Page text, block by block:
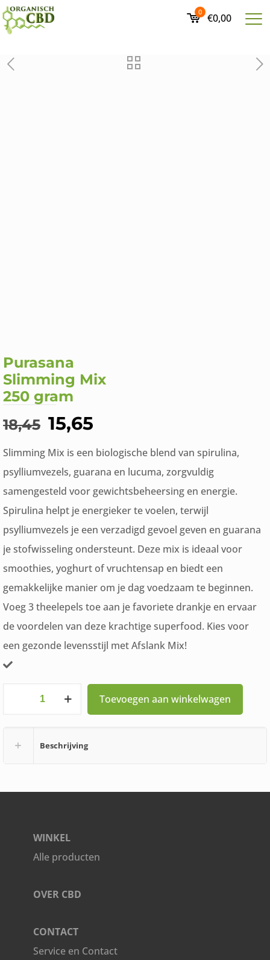
0 €0,00
Purasana
Slimming Mix
250 gram
18,45 Oorspronkelijke
was:
€18,45.
15,65
is:
€15,65.
Slimming Mix is een biologische blend van spirulina,
psylliumvezels, guarana en lucuma, zorgvuldig
samengesteld voor gewichtsbeheersing en energie.
Spirulina helpt je energieker te voelen, terwijl
psylliumvezels je een verzadigd gevoel geven en guarana
je stofwisseling ondersteunt. Deze mix is ideaal voor
smoothies, yoghurt of vruchtensap en biedt een
gemakkelijke manier om je dag voedzaam te beginnen.
Voeg 3 theelepels toe aan je favoriete drankje en ervaar
de voordelen van deze krachtige superfood. Kies voor
een gezonde levensstijl met Afslank Mix!
Purasana
250
aantal
Toevoegen aan winkelwagen
Beschrijving
WINKEL
Alle producten
OVER CBD
CONTACT
Service en Contact